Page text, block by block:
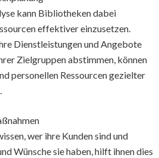
kann Bibliotheken dabei
effektiver einzusetzen.
Dienstleistungen und Angebote
Zielgruppen abstimmen, können
personellen Ressourcen gezielter
wer ihre Kunden sind und
Wünsche sie haben, hilft ihnen dies